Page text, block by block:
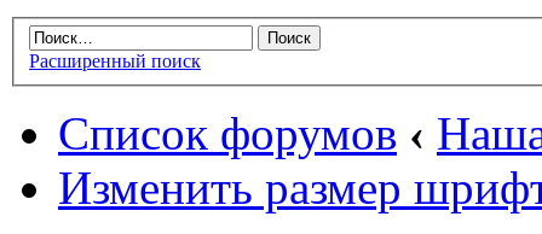
Расширенный поиск
Список форумов ‹
Изменить размер